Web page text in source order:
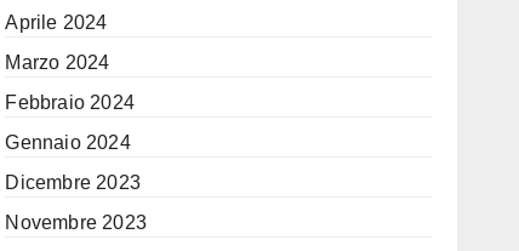
Aprile 2024
Marzo 2024
Febbraio 2024
Gennaio 2024
Dicembre 2023
Novembre 2023